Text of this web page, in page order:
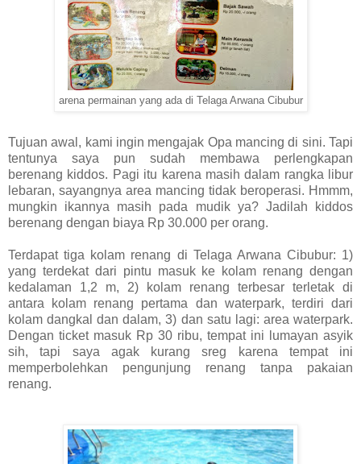
arena permainan yang ada di Telaga Arwana Cibubur
Tujuan awal, kami ingin mengajak Opa mancing di sini. Tapi
tentunya saya pun sudah membawa perlengkapan
berenang kiddos. Pagi itu karena masih dalam rangka libur
lebaran, sayangnya area mancing tidak beroperasi. Hmmm,
mungkin ikannya masih pada mudik ya? Jadilah kiddos
berenang dengan biaya Rp 30.000 per orang.
Terdapat tiga kolam renang di Telaga Arwana Cibubur: 1)
yang terdekat dari pintu masuk ke kolam renang dengan
kedalaman 1,2 m, 2) kolam renang terbesar terletak di
antara kolam renang pertama dan waterpark, terdiri dari
kolam dangkal dan dalam, 3) dan satu lagi: area waterpark.
Dengan ticket masuk Rp 30 ribu, tempat ini lumayan asyik
sih, tapi saya agak kurang sreg karena tempat ini
memperbolehkan pengunjung renang tanpa pakaian
renang.